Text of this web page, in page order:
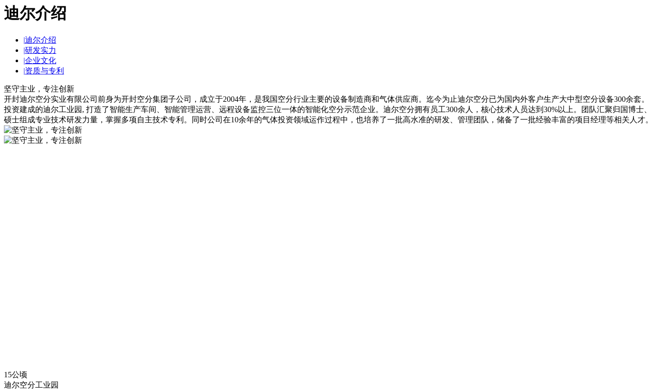
迪尔介绍
|迪尔介绍
|研发实力
|企业文化
|资质与专利
坚守主业，专注创新
开封迪尔空分实业有限公司前身为开封空分集团子公司，成立于2004年，是我国空分行业主要的设备制造商和气体供应商。迄今为止迪尔空分已为国内外客户生产大中型空分设备300余套。
投资建成的迪尔工业园, 打造了智能生产车间、智能管理运营、远程设备监控三位一体的智能化空分示范企业。迪尔空分拥有员工300余人，核心技术人员达到30%以上。团队汇聚归国博士、
硕士组成专业技术研发力量，掌握多项自主技术专利。同时公司在10余年的气体投资领域运作过程中，也培养了一批高水准的研发、管理团队，储备了一批经验丰富的项目经理等相关人才。
15公顷
迪尔空分工业园